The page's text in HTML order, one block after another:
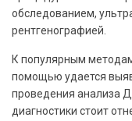
обследованием,
рентгенографией.
К популярным
помощью удается
проведения анализа
диагностики стоит